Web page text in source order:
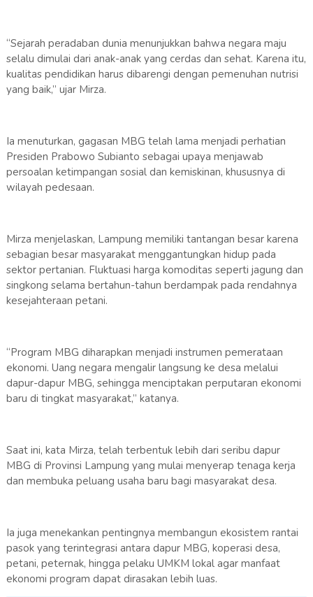
“Sejarah peradaban dunia menunjukkan bahwa negara maju
selalu dimulai dari anak-anak yang cerdas dan sehat. Karena itu,
kualitas pendidikan harus dibarengi dengan pemenuhan nutrisi
yang baik,” ujar Mirza.
Ia menuturkan, gagasan MBG telah lama menjadi perhatian
Presiden Prabowo Subianto sebagai upaya menjawab
persoalan ketimpangan sosial dan kemiskinan, khususnya di
wilayah pedesaan.
Mirza menjelaskan, Lampung memiliki tantangan besar karena
sebagian besar masyarakat menggantungkan hidup pada
sektor pertanian. Fluktuasi harga komoditas seperti jagung dan
singkong selama bertahun-tahun berdampak pada rendahnya
kesejahteraan petani.
“Program MBG diharapkan menjadi instrumen pemerataan
ekonomi. Uang negara mengalir langsung ke desa melalui
dapur-dapur MBG, sehingga menciptakan perputaran ekonomi
baru di tingkat masyarakat,” katanya.
Saat ini, kata Mirza, telah terbentuk lebih dari seribu dapur
MBG di Provinsi Lampung yang mulai menyerap tenaga kerja
dan membuka peluang usaha baru bagi masyarakat desa.
Ia juga menekankan pentingnya membangun ekosistem rantai
pasok yang terintegrasi antara dapur MBG, koperasi desa,
petani, peternak, hingga pelaku UMKM lokal agar manfaat
ekonomi program dapat dirasakan lebih luas.